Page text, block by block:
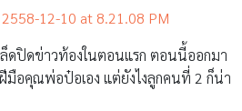
ล็ดปิดข่าวท้องในตอนแรก ตอนนี้ออกมา
มือคุณพ่อป๋อเอง แต่ยังไงลูกคนที่ 2 ก็น่า